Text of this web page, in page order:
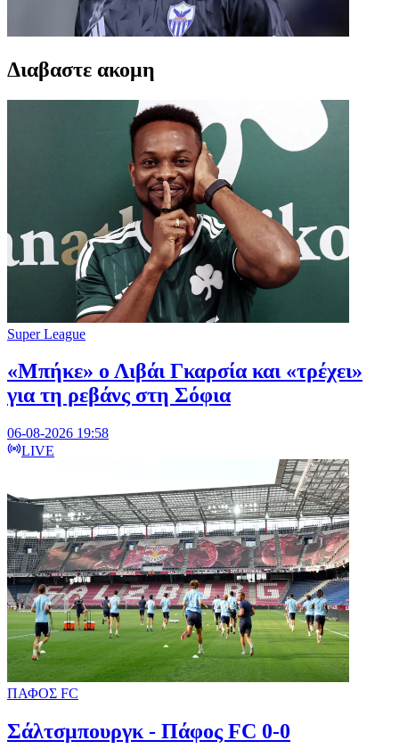
Διαβαστε ακομη
Super League
«Μπήκε» ο Λιβάι Γκαρσία και «τρέχει»
για τη ρεβάνς στη Σόφια
06-08-2026 19:58
LIVE
ΠΑΦΟΣ FC
Σάλτσμπουργκ - Πάφος FC 0-0